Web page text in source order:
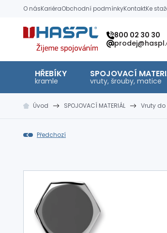
O násKariéraObchodní podmínkyKontaktKe
Hašpl
800 02 30 30
HŘEBÍKY
kramle
SPOJOVACÍ
vruty, šrouby, matice
Úvod SPOJOVACÍ MATERIÁL Vruty
Předchozí